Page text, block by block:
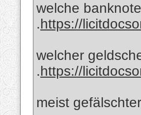
welche
.https://
welcher
.https://
meist